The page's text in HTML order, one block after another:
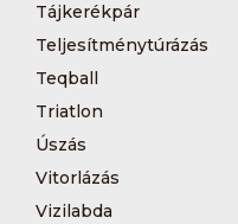
Tájkerékpár
Teljesítménytúrázás
Teqball
Triatlon
Úszás
Vitorlázás
Vizilabda